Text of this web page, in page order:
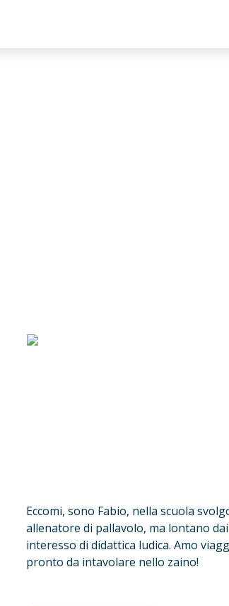
Eccomi, sono Fabio, nella scuola
allenatore di pallavolo, ma lontano
interesso di didattica ludica. Amo
pronto da intavolare nello zaino!